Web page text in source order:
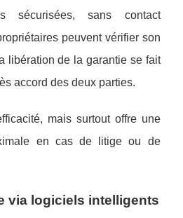
sécurisées, sans contact
peuvent vérifier son
libération de la garantie se fait
accord des deux parties.
mais surtout offre une
en cas de litige ou de
via logiciels intelligents